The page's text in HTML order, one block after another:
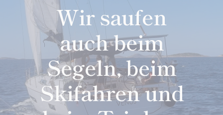
Wir saufen
auch beim
Segeln, beim
Skifahren und